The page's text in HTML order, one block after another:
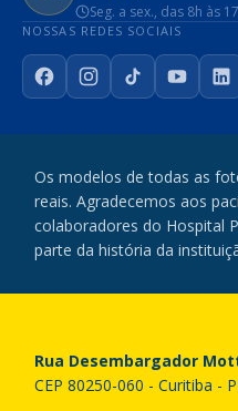
Seg. a sex., das 8h às
NOSSAS REDES SOCIAIS
FacebookInstagram
TikTok
Os modelos de todas as
reais. Agradecemos aos
colaboradores do Hospital
parte da história da
Rua Desembargador
CEP 80250-060 - Curitiba -